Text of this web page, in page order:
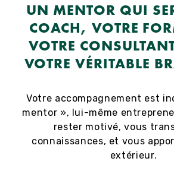
UN MENTOR QUI
COACH, VOTRE
VOTRE
VOTRE VÉRITABLE
Votre accompagnement est
mentor », lui-même
rester motivé, vous
connaissances, et vous
extérieur.